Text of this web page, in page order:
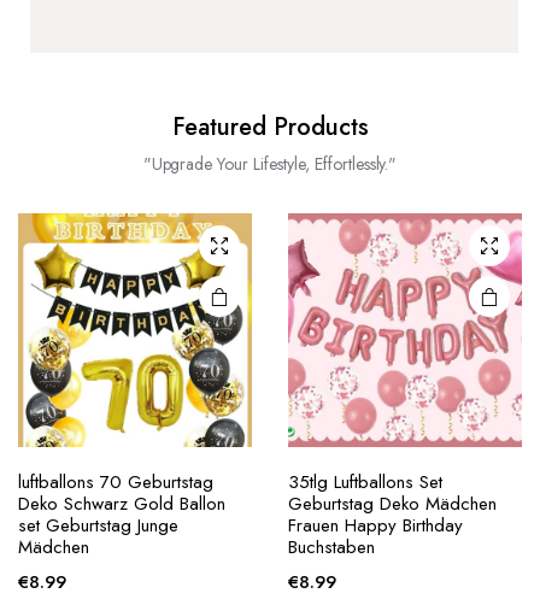
Featured Products
"Upgrade Your Lifestyle, Effortlessly."
luftballons 70 Geburtstag
Deko Schwarz Gold Ballon
set Geburtstag Junge
Mädchen
€8.99
35tlg Luftballons Set
Geburtstag Deko Mädchen
Frauen Happy Birthday
Buchstaben
€8.99